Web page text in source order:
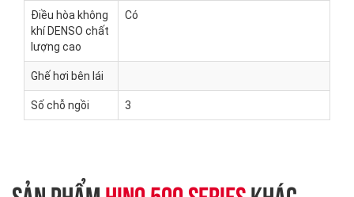
Điều hòa không
khí DENSO chất
lượng cao
Có
Ghế hơi bên lái
Số chỗ ngồi 3